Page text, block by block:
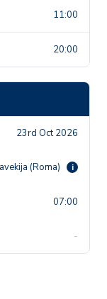
11:00
20:00
23rd Oct 2026
(Roma) i
07:00
-